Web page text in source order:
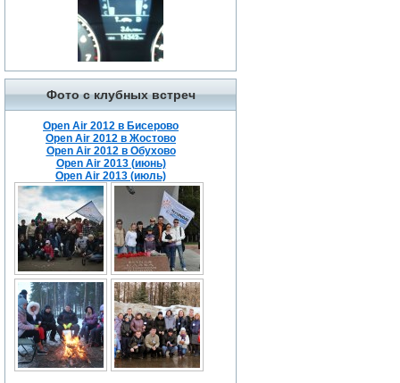
Фото с клубных встреч
Open Air 2012 в Бисерово
Open Air 2012 в Жостово
Open Air 2012 в Обухово
Open Air 2013 (июнь)
Open Air 2013 (июль)